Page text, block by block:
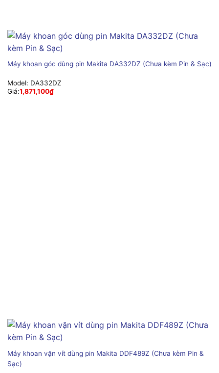
Máy khoan góc dùng pin Makita DA332DZ (Chưa kèm Pin & Sạc)
Model: DA332DZ
Giá:1,871,100₫
Máy khoan vặn vít dùng pin Makita DDF489Z (Chưa kèm Pin &
Sạc)